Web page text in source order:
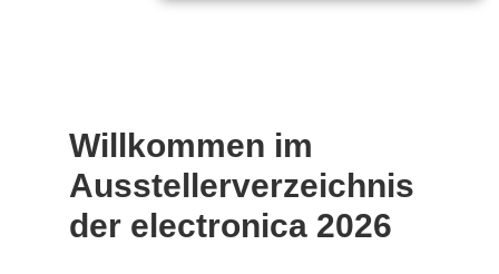
Willkommen im
Ausstellerverzeichnis
der electronica 2026